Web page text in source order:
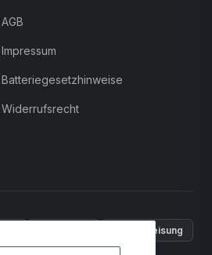
AGB
Impressum
Batteriegesetzhinweise
Widerrufsrecht
Überweisung